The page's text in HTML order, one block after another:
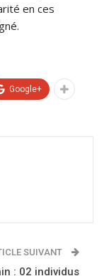
en ces
Google+
SUIVANT
: 02 individus